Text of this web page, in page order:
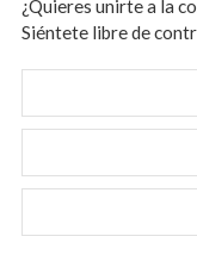
¿Quieres unirte a la
Siéntete libre de